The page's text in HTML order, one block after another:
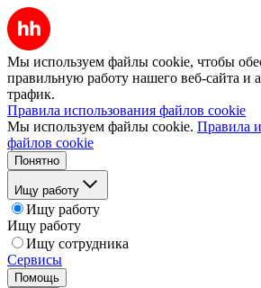
Мы используем файлы cookie, чтобы
правильную работу нашего веб-сайта и
трафик.
Правила использования файлов cookie
Мы используем файлы cookie. Правила
файлов cookie
Понятно
Ищу работу
Ищу работу
Ищу работу
Ищу сотрудника
Сервисы
Помощь